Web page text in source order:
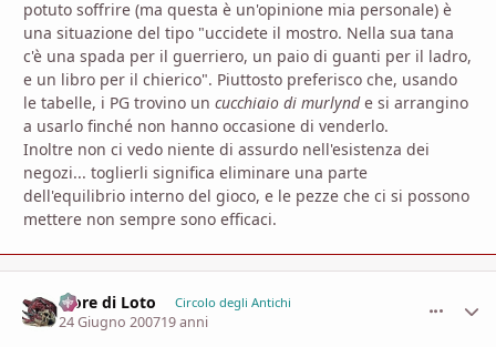
potuto soffrire (ma questa è un'opinione mia personale) è
una situazione del tipo "uccidete il mostro. Nella sua tana
c'è una spada per il guerriero, un paio di guanti per il ladro,
e un libro per il chierico". Piuttosto preferisco che, usando
le tabelle, i PG trovino un cucchiaio di murlynde si arrangino
a usarlo finché non hanno occasione di venderlo.
Inoltre non ci vedo niente di assurdo nell'esistenza dei
negozi... toglierli significa eliminare una parte
dell'equilibrio interno del gioco, e le pezze che ci si possono
mettere non sempre sono efficaci.
Fiore di Loto Circolo degli Antichi
24 Giugno 200719 anni